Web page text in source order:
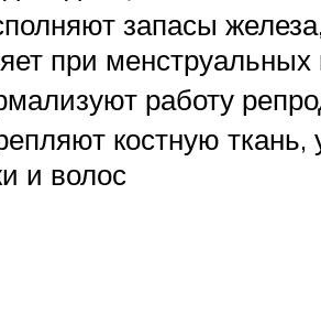
запасы
при менструальных
работу
костную ткань,
и волос